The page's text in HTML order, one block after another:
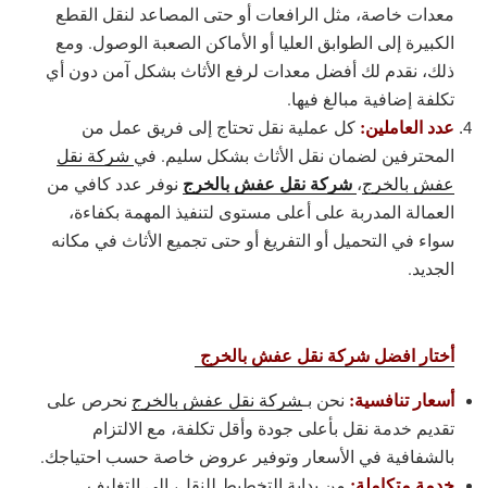
معدات خاصة، مثل الرافعات أو حتى المصاعد لنقل القطع
الكبيرة إلى الطوابق العليا أو الأماكن الصعبة الوصول. ومع
ذلك، نقدم لك أفضل معدات لرفع الأثاث بشكل آمن دون أي
تكلفة إضافية مبالغ فيها.
عدد العاملين: كل عملية نقل تحتاج إلى فريق عمل من
المحترفين لضمان نقل الأثاث بشكل سليم. في شركة نقل
عفش بالخرج، شركة نقل عفش بالخرج نوفر عدد كافي من
العمالة المدربة على أعلى مستوى لتنفيذ المهمة بكفاءة،
سواء في التحميل أو التفريغ أو حتى تجميع الأثاث في مكانه
الجديد.
أختار افضل شركة نقل عفش بالخرج
أسعار تنافسية: نحن بـشركة نقل عفش بالخرج نحرص على
تقديم خدمة نقل بأعلى جودة وأقل تكلفة، مع الالتزام
بالشفافية في الأسعار وتوفير عروض خاصة حسب احتياجك.